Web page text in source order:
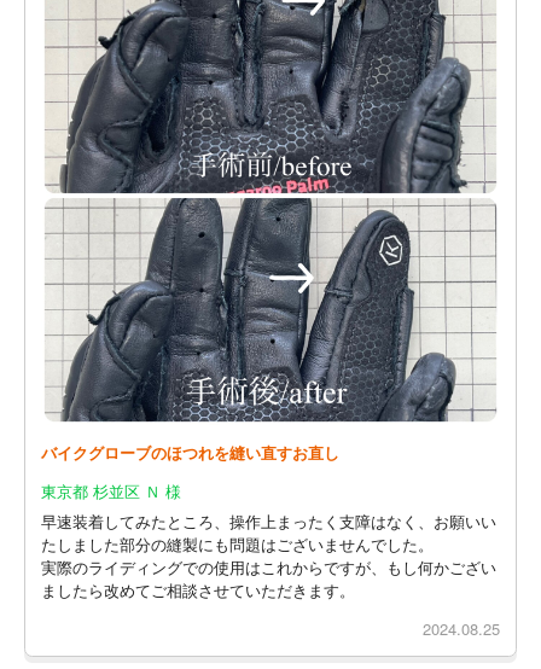
バイクグローブのほつれを縫い直すお直し
東京都 杉並区 Ｎ 様
早速装着してみたところ、操作上まったく支障はなく、お願いい
たしました部分の縫製にも問題はございませんでした。
実際のライディングでの使用はこれからですが、もし何かござい
ましたら改めてご相談させていただきます。
2024.08.25